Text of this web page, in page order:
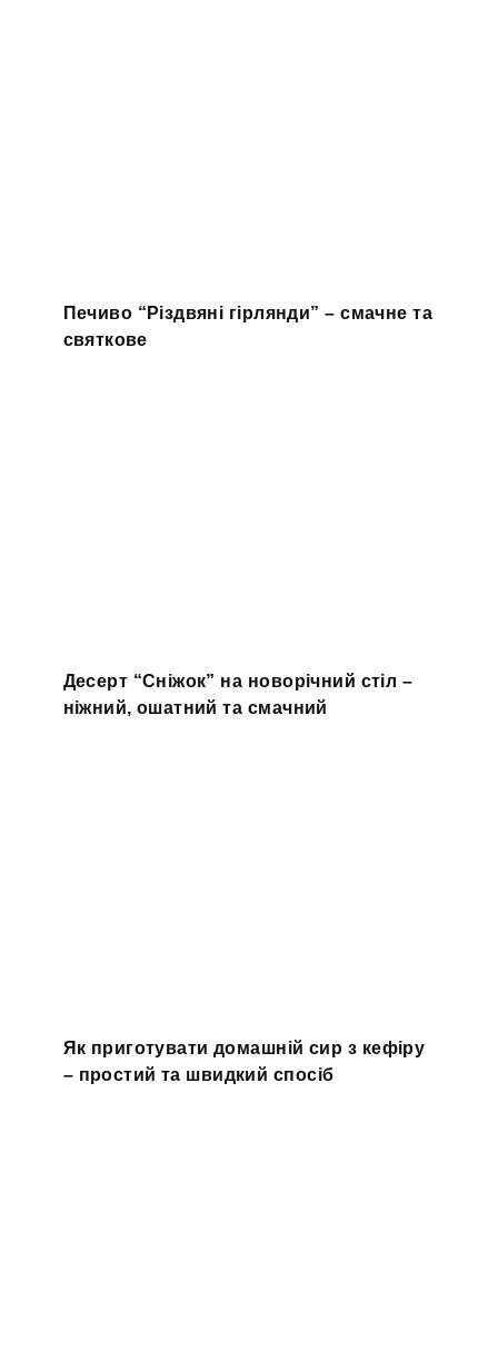
Печиво “Різдвяні гірлянди” – смачне та
святкове
Десерт “Сніжок” на новорічний стіл –
ніжний, ошатний та смачний
Як приготувати домашній сир з кефіру
– простий та швидкий спосіб